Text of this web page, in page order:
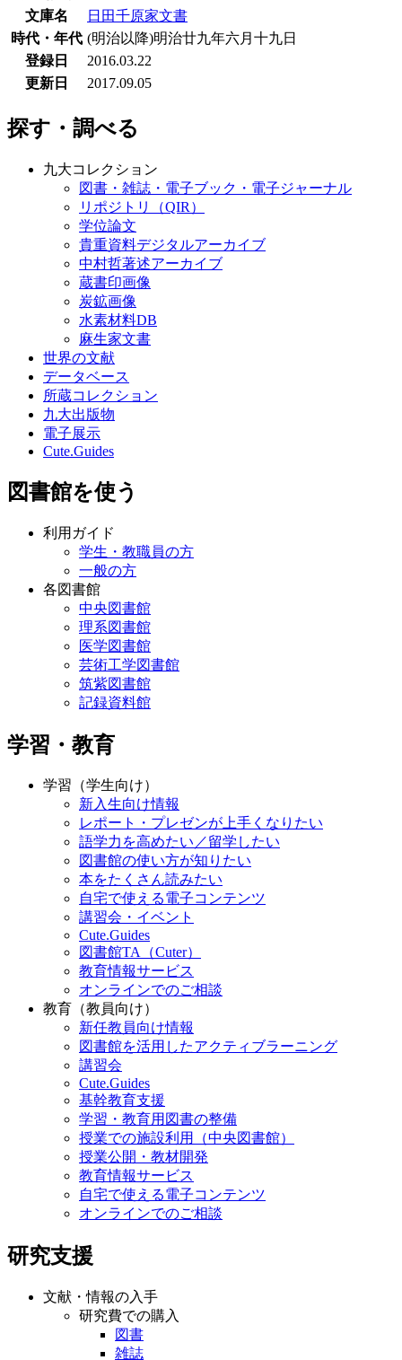
文庫名
日田千原家文書
時代・年代 (明治以降)明治廿九年六月十九日
登録日
2016.03.22
更新日
2017.09.05
探す・調べる
九大コレクション
図書・雑誌・電子ブック・電子ジャーナル
リポジトリ（QIR）
学位論文
貴重資料デジタルアーカイブ
中村哲著述アーカイブ
蔵書印画像
炭鉱画像
水素材料DB
麻生家文書
世界の文献
データベース
所蔵コレクション
九大出版物
電子展示
Cute.Guides
図書館を使う
利用ガイド
学生・教職員の方
一般の方
各図書館
中央図書館
理系図書館
医学図書館
芸術工学図書館
筑紫図書館
記録資料館
学習・教育
学習（学生向け）
新入生向け情報
レポート・プレゼンが上手くなりたい
語学力を高めたい／留学したい
図書館の使い方が知りたい
本をたくさん読みたい
自宅で使える電子コンテンツ
講習会・イベント
Cute.Guides
図書館TA（Cuter）
教育情報サービス
オンラインでのご相談
教育（教員向け）
新任教員向け情報
図書館を活用したアクティブラーニング
講習会
Cute.Guides
基幹教育支援
学習・教育用図書の整備
授業での施設利用（中央図書館）
授業公開・教材開発
教育情報サービス
自宅で使える電子コンテンツ
オンラインでのご相談
研究支援
文献・情報の入手
研究費での購入
図書
雑誌